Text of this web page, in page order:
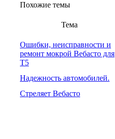
Похожие темы
Тема
Ошибки, неисправности и
ремонт мокрой Вебасто для
Т5
Надежность автомобилей.
Стреляет Вебасто